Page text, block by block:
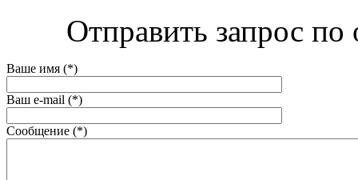
Отправить запрос по
Ваше имя (*)
Ваш e-mail (*)
Сообщение (*)